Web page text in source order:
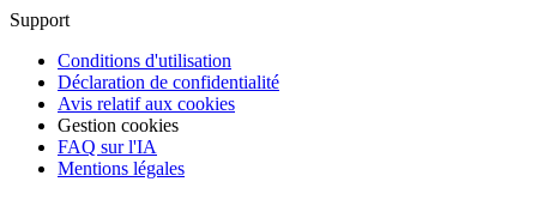
Support
Conditions d'utilisation
Déclaration de confidentialité
Avis relatif aux cookies
Gestion cookies
FAQ sur l'IA
Mentions légales